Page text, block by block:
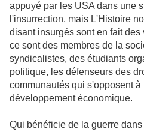
appuyé par les USA dans une
l'insurrection, mais L'Histoire
disant insurgés sont en fait
ce sont des membres de la
syndicalistes, des étudiants
politique, les défenseurs des
communautés qui s'opposent
développement économique.
Qui bénéficie de la guerre